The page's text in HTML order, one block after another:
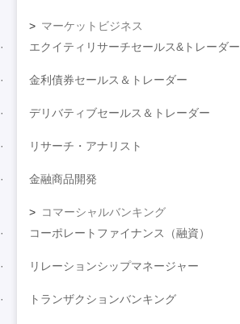
マーケットビジネス
エクイティリサーチセールス&トレーダー
金利債券セールス＆トレーダー
デリバティブセールス＆トレーダー
リサーチ・アナリスト
金融商品開発
コマーシャルバンキング
コーポレートファイナンス（融資）
リレーションシップマネージャー
トランザクションバンキング